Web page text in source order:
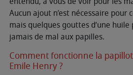
Aucun ajout n’est nécessaire pour
mais quelques gouttes d’une
jamais de mal aux papilles.
Comment fonctionne la
Emile Henry ?